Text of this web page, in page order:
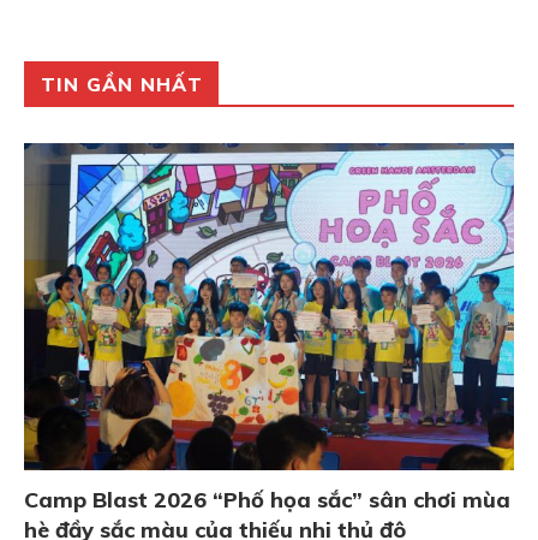
TIN GẦN NHẤT
Camp Blast 2026 “Phố họa sắc” sân chơi mùa
hè đầy sắc màu của thiếu nhi thủ đô